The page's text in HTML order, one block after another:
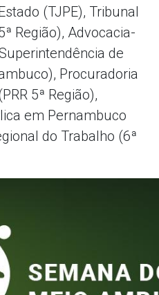
(TJPE), Tribunal
Região), Advocacia-
de
Procuradoria
5ª Região),
em Pernambuco
do Trabalho (6ª